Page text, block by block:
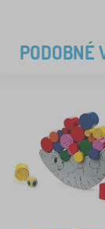
PODOBNÉ